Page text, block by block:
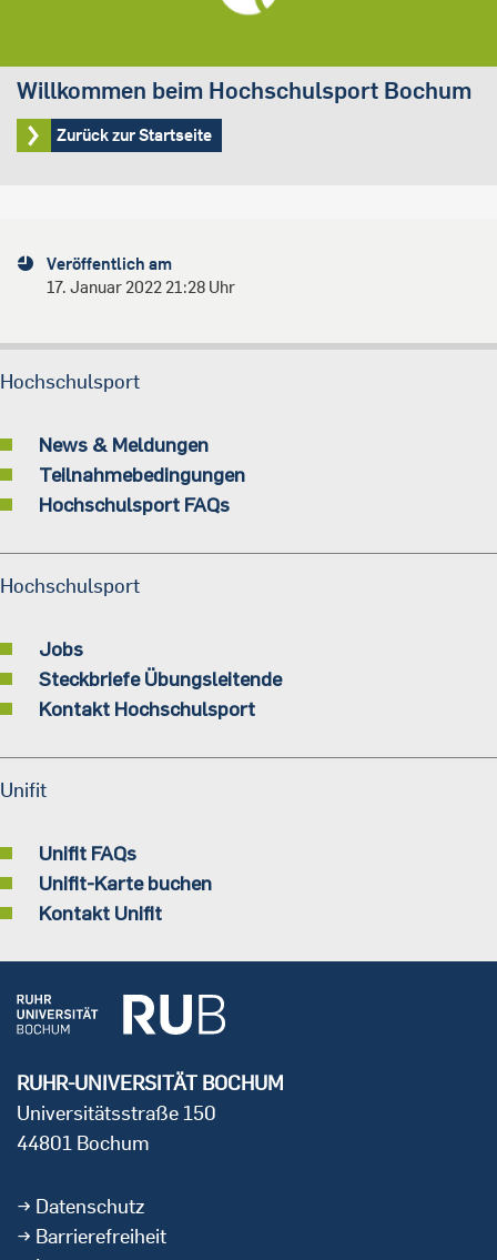
Willkommen beim Hochschulsport Bochum
Zurück zur Startseite
Veröffentlich am
17. Januar 2022 21:28 Uhr
Hochschulsport
News & Meldungen
Teilnahmebedingungen
Hochschulsport FAQs
Hochschulsport
Jobs
Steckbriefe Übungsleitende
Kontakt Hochschulsport
Unifit
Unifit FAQs
Unifit-Karte buchen
Kontakt Unifit
RUHR-UNIVERSITÄT BOCHUM
Universitätsstraße 150
44801 Bochum
Datenschutz
Barrierefreiheit